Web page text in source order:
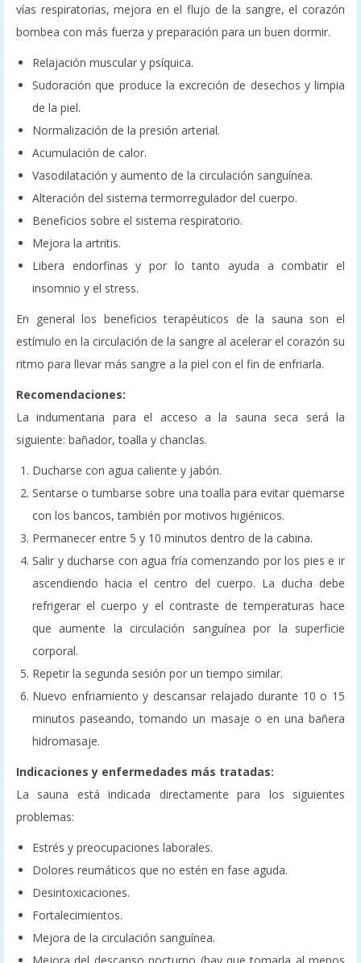
vías respiratorias, mejora en el flujo de la sangre, el corazón
bombea con más fuerza y preparación para un buen dormir.
Relajación muscular y psíquica.
Sudoración que produce la excreción de desechos y limpia
de la piel.
Normalización de la presión arterial.
Acumulación de calor.
Vasodilatación y aumento de la circulación sanguínea.
Alteración del sistema termorregulador del cuerpo.
Beneficios sobre el sistema respiratorio.
Mejora la artritis.
Libera endorfinas y por lo tanto ayuda a combatir el
insomnio y el stress.
En general los beneficios terapéuticos de la sauna son el
estímulo en la circulación de la sangre al acelerar el corazón su
ritmo para llevar más sangre a la piel con el fin de enfriarla.
Recomendaciones:
La indumentaria para el acceso a la sauna seca será la
siguiente: bañador, toalla y chanclas.
Ducharse con agua caliente y jabón.
Sentarse o tumbarse sobre una toalla para evitar quemarse
con los bancos, también por motivos higiénicos.
Permanecer entre 5 y 10 minutos dentro de la cabina.
Salir y ducharse con agua fría comenzando por los pies e ir
ascendiendo hacia el centro del cuerpo. La ducha debe
refrigerar el cuerpo y el contraste de temperaturas hace
que aumente la circulación sanguínea por la superficie
corporal.
Repetir la segunda sesión por un tiempo similar.
Nuevo enfriamiento y descansar relajado durante 10 o 15
minutos paseando, tomando un masaje o en una bañera
hidromasaje.
Indicaciones y enfermedades más tratadas:
La sauna está indicada directamente para los siguientes
problemas:
Estrés y preocupaciones laborales.
Dolores reumáticos que no estén en fase aguda.
Desintoxicaciones.
Fortalecimientos.
Mejora de la circulación sanguínea.